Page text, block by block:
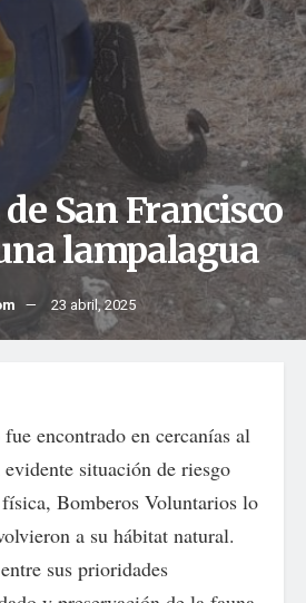
San Francisco
lampalagua
23 abril, 2025
encontrado en cercanías al
situación de riesgo
Bomberos Voluntarios lo
a su hábitat natural.
sus prioridades